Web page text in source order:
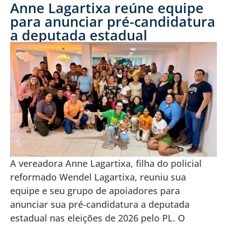
Anne Lagartixa reúne equipe
para anunciar pré-candidatura
a deputada estadual
A vereadora Anne Lagartixa, filha do policial
reformado Wendel Lagartixa, reuniu sua
equipe e seu grupo de apoiadores para
anunciar sua pré-candidatura a deputada
estadual nas eleições de 2026 pelo PL. O